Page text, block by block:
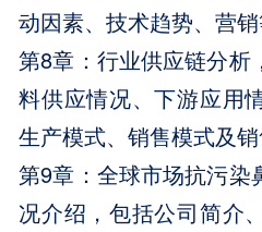
动因素、技术趋势、营销
第8章：行业供应链分析
料供应情况、下游应用
生产模式、销售模式及销
第9章：全球市场抗污染
况介绍，包括公司简介